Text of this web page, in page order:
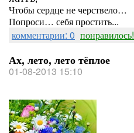
Чтобы сердце не черствело…
Попроси… себя простить...
комментарии: 0 понравилось!
Ах, лето, лето тёплое
01-08-2013 15:10